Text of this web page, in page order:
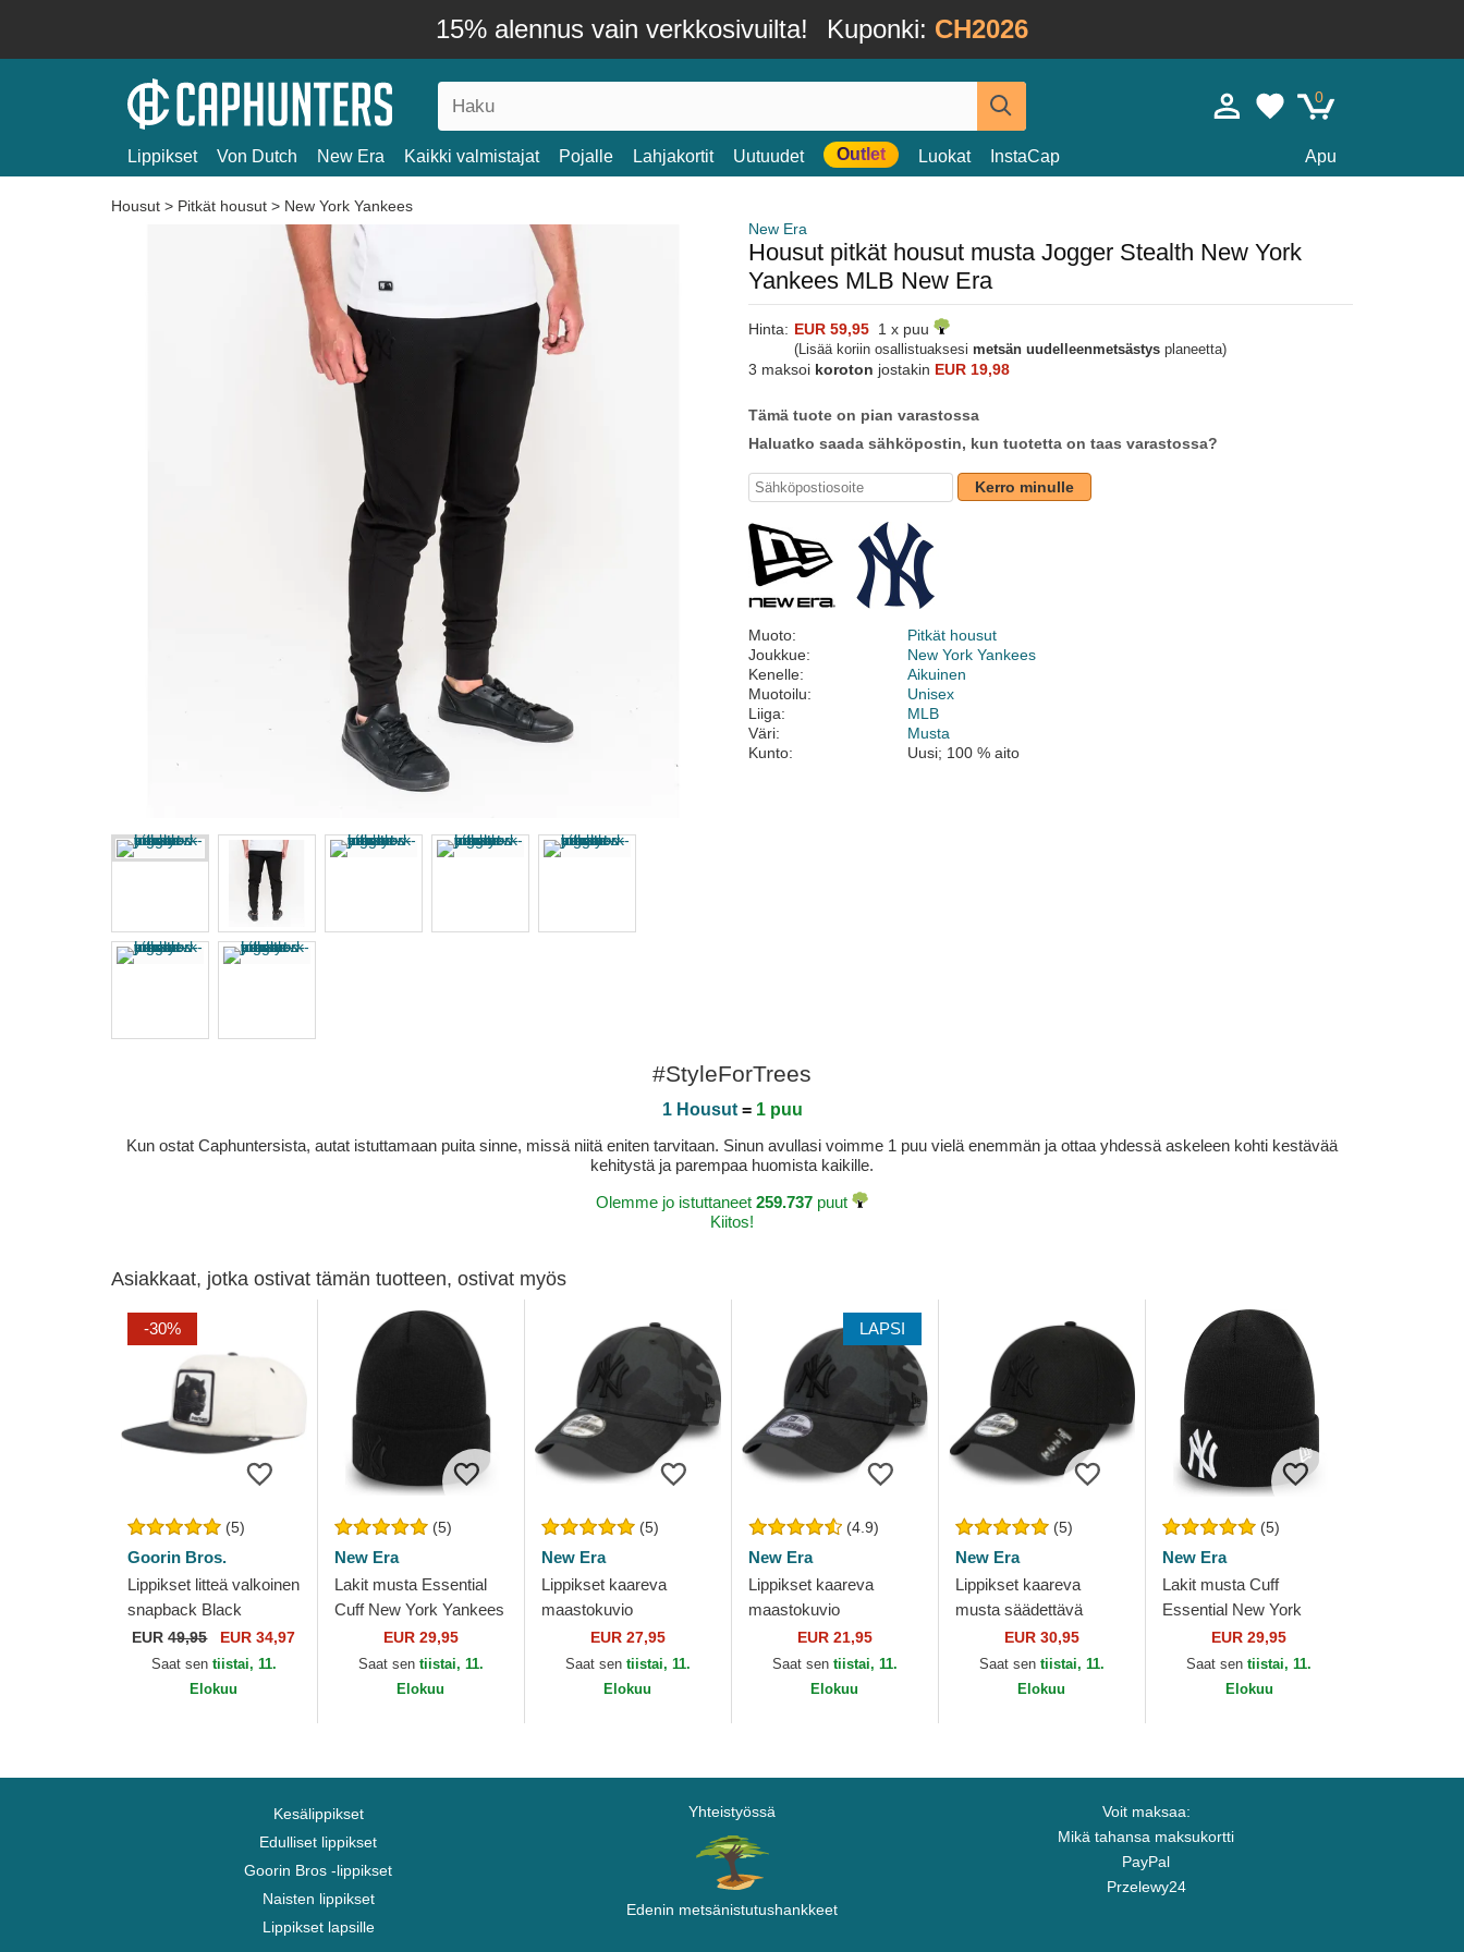
15% alennus vain verkkosivuilta! Kuponki: CH2026
0
Lippikset Von Dutch New Era Kaikki valmistajat Pojalle Lahjakortit Uutuudet Outlet Luokat InstaCap Apu
Housut > Pitkät housut > New York Yankees
New Era
Housut pitkät housut musta Jogger Stealth New York
Yankees MLB New Era
Hinta: EUR 59,95 1 x puu
(Lisää koriin osallistuaksesi metsän uudelleenmetsästys planeetta)
3 maksoi koroton jostakin EUR 19,98
Tämä tuote on pian varastossa
Haluatko saada sähköpostin, kun tuotetta on taas varastossa?
Kerro minulle
Muoto:
Pitkät housut
Joukkue:
New York Yankees
Kenelle:
Aikuinen
Muotoilu:
Unisex
Liiga:
MLB
Väri:
Musta
Kunto:
Uusi; 100 % aito
#StyleForTrees
1 Housut= 1 puu
Kun ostat Caphuntersista, autat istuttamaan puita sinne, missä niitä eniten tarvitaan. Sinun avullasi voimme 1 puu vielä enemmän ja ottaa yhdessä askeleen kohti kestävää
kehitystä ja parempaa huomista kaikille.
Olemme jo istuttaneet 259.737 puut
Kiitos!
Asiakkaat, jotka ostivat tämän tuotteen, ostivat myös
-30%
(5)
Goorin Bros.
Lippikset litteä valkoinen
snapback Black
Panther Stealth Explorer
The Farm Flats The
Farm Goorin...
EUR49,95 EUR 34,97
Saat sen tiistai, 11.
Elokuu
(5)
New Era
Lakit musta Essential
Cuff New York Yankees
MLB New Era
EUR 29,95
Saat sen tiistai, 11.
Elokuu
(5)
New Era
Lippikset kaareva
maastokuvio
säädettävä nauha
9FORTY League
Essential New York
EUR 27,95
Saat sen tiistai, 11.
Elokuu
LAPSI
(4.9)
New Era
Lippikset kaareva
maastokuvio
säädettävä nauha
lapsille 9FORTY League
Essential New York
EUR 21,95
Saat sen tiistai, 11.
Elokuu
(5)
New Era
Lippikset kaareva
musta säädettävä
nauha 9FORTY
Diamond Era New York
Yankees MLB New Era
EUR 30,95
Saat sen tiistai, 11.
Elokuu
(5)
New Era
Lakit musta Cuff
Essential New York
Yankees MLB New Era
EUR 29,95
Saat sentiistai, 11.
Elokuu
Kesälippikset
Edulliset lippikset
Goorin Bros -lippikset
Naisten lippikset
Lippikset lapsille
Yhteistyössä
Edenin metsänistutushankkeet
Voit maksaa:
Mikä tahansa maksukortti
PayPal
Przelewy24